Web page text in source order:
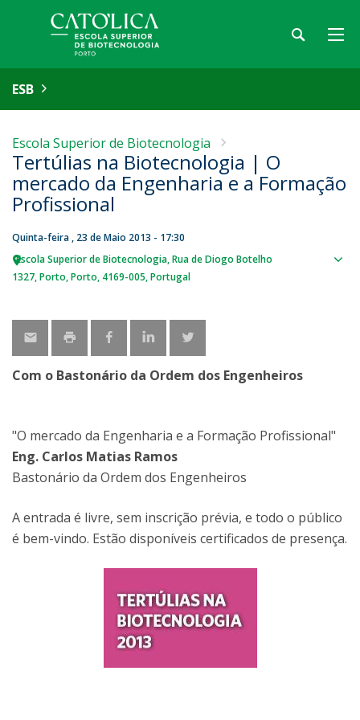
ESB
Escola Superior de Biotecnologia
Tertúlias na Biotecnologia | O
mercado da Engenharia e a Formação
Profissional
Quinta-feira , 23 de Maio 2013 - 17:30
Escola Superior de Biotecnologia Rua de Diogo Botelho
1327 Porto Porto 4169-005 Portugal
Com o Bastonário da Ordem dos Engenheiros
"O mercado da Engenharia e a Formação Profissional"
Eng. Carlos Matias Ramos
Bastonário da Ordem dos Engenheiros
A entrada é livre, sem inscrição prévia, e todo o público
é bem-vindo. Estão disponíveis certificados de presença.